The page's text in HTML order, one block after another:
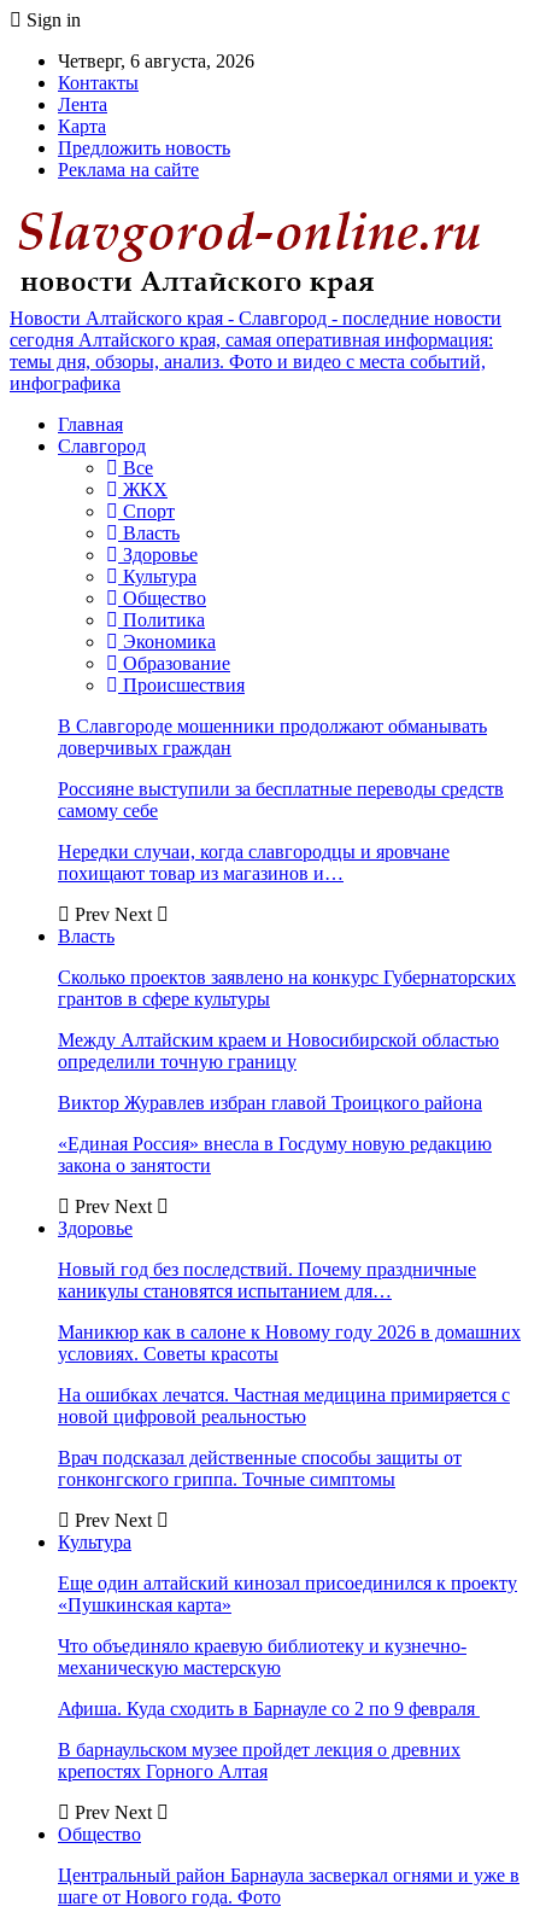
Sign in
Четверг, 6 августа, 2026
Контакты
Лента
Карта
Предложить новость
Реклама на сайте
Новости Алтайского края - Славгород - последние новости
сегодня Алтайского края, самая оперативная информация:
темы дня, обзоры, анализ. Фото и видео с места событий,
инфографика
Главная
Славгород
Все
ЖКХ
Спорт
Власть
Здоровье
Культура
Общество
Политика
Экономика
Образование
Происшествия
В Славгороде мошенники продолжают обманывать
доверчивых граждан
Россияне выступили за бесплатные переводы средств
самому себе
Нередки случаи, когда славгородцы и яровчане
похищают товар из магазинов и…
Prev Next
Власть
Сколько проектов заявлено на конкурс Губернаторских
грантов в сфере культуры
Между Алтайским краем и Новосибирской областью
определили точную границу
Виктор Журавлев избран главой Троицкого района
«Единая Россия» внесла в Госдуму новую редакцию
закона о занятости
Prev Next
Здоровье
Новый год без последствий. Почему праздничные
каникулы становятся испытанием для…
Маникюр как в салоне к Новому году 2026 в домашних
условиях. Советы красоты
На ошибках лечатся. Частная медицина примиряется с
новой цифровой реальностью
Врач подсказал действенные способы защиты от
гонконгского гриппа. Точные симптомы
Prev Next
Культура
Еще один алтайский кинозал присоединился к проекту
«Пушкинская карта»
Что объединяло краевую библиотеку и кузнечно-
механическую мастерскую
Афиша. Куда сходить в Барнауле со 2 по 9 февраля
В барнаульском музее пройдет лекция о древних
крепостях Горного Алтая
Prev Next
Общество
Центральный район Барнаула засверкал огнями и уже в
шаге от Нового года. Фото